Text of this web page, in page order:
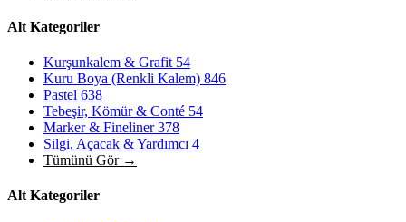
Alt Kategoriler
Kurşunkalem & Grafit 54
Kuru Boya (Renkli Kalem) 846
Pastel 638
Tebeşir, Kömür & Conté 54
Marker & Fineliner378
Silgi, Açacak & Yardımcı 4
Tümünü Gör →
Alt Kategoriler